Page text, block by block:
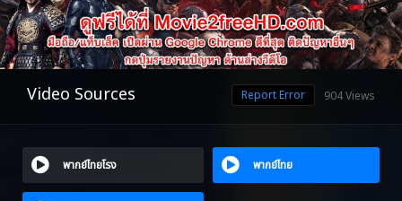
Video Sources 904 Views
Report Error
พากย์ไทยโรง พากย์ไทย